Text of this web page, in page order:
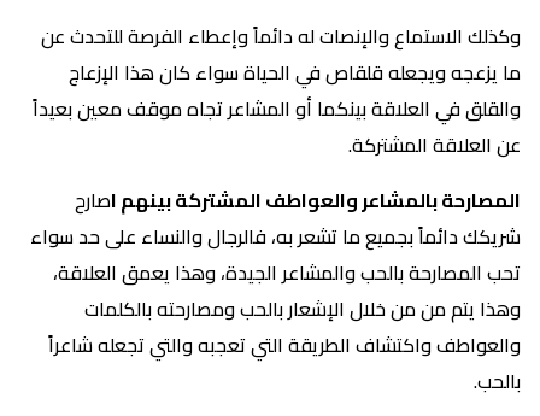
وكذلك الاستماع والإنصات له دائماً وإعطاء الفرصة للتحدث عن
ما يزعجه ويجعله قلقاص في الحياة سواء كان هذا الإزعاج
والقلق في العلاقة بينكما أو المشاعر تجاه موقف معين بعيداً
عن العلاقة المشتركة.
المصارحة بالمشاعر والعواطف المشتركة بينهم اصارح
شريكك دائماً بجميع ما تشعر به، فالرجال والنساء على حد سواء
تحب المصارحة بالحب والمشاعر الجيدة، وهذا يعمق العلاقة،
وهذا يتم من من خلال الإشعار بالحب ومصارحته بالكلمات
والعواطف واكتشاف الطريقة التي تعجبه والتي تجعله شاعراً
بالحب.